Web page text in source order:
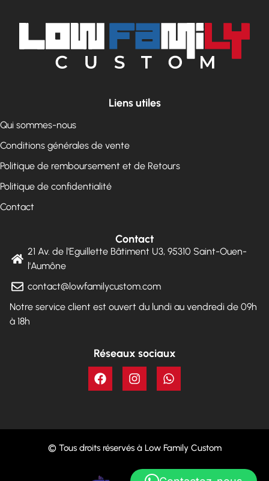
Liens utiles
Qui sommes-nous
Conditions générales de vente
Politique de remboursement et de Retours
Politique de confidentialité
Contact
Contact
21 Av. de l'Eguillette Bâtiment U3, 95310 Saint-Ouen-
l'Aumône
contact@lowfamilycustom.com
Notre service client est ouvert du lundi au vendredi de 09h
à 18h
Réseaux sociaux
© Tous droits réservés à Low Family Custom